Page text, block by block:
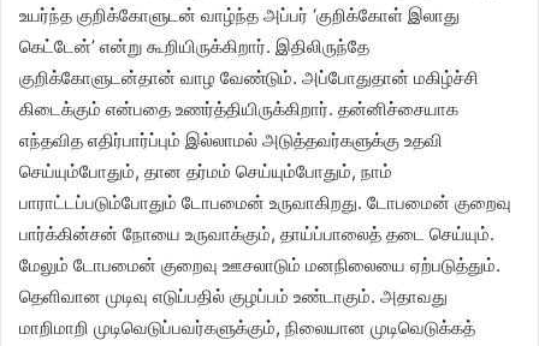
உயர்ந்த குறிக்கோளுடன் வாழ்ந்த அப்பர் ‘குறிக்கோள் இலாது
கெட்டேன்’ என்று கூறியிருக்கிறார். இதிலிருந்தே
குறிக்கோளுடன்தான் வாழ வேண்டும். அப்போதுதான் மகிழ்ச்சி
கிடைக்கும் என்பதை உணர்த்தியிருக்கிறார். தன்னிச்சையாக
எந்தவித எதிர்பார்ப்பும் இல்லாமல் அடுத்தவர்களுக்கு உதவி
செய்யும்போதும், தான தர்மம் செய்யும்போதும், நாம்
பாராட்டப்படும்போதும் டோபமைன் உருவாகிறது. டோபமைன் குறைவு
பார்க்கின்சன் நோயை உருவாக்கும், தாய்ப்பாலைத் தடை செய்யும்.
மேலும் டோபமைன் குறைவு ஊசலாடும் மனநிலையை ஏற்படுத்தும்.
தெளிவான முடிவு எடுப்பதில் குழப்பம் உண்டாகும். அதாவது
மாறிமாறி முடிவெடுப்பவர்களுக்கும், நிலையான முடிவெடுக்கத்